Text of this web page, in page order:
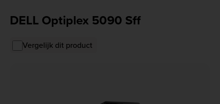
DELL Optiplex 5090 Sff
Vergelijk dit product